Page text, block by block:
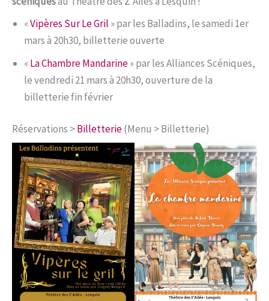
«Vipères Sur Le Gril » par les Balladins, le samedi 1er
mars à 20h30, billetterie ouverte
« La Chambre Mandarine» par les Alliances Scéniques,
le vendredi 21 mars à 20h30, ouverture de la
billetterie fin février
Réservations >Billetterie(Menu > Billetterie)